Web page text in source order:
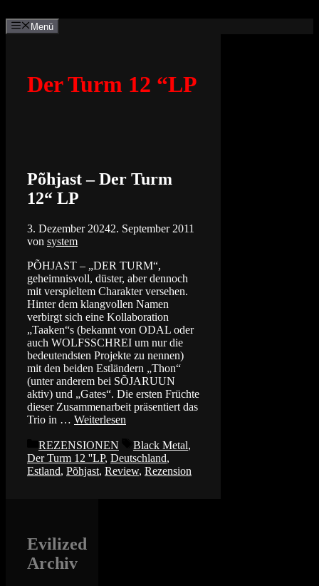
Inhalt
springen
Menü
Der Turm 12 “LP
Põhjast – Der Turm
12“ LP
3. Dezember 20242. September 2011
von system
PÕHJAST – „DER TURM“,
geheimnisvoll, düster, aber dennoch
mit verspieltem Charakter versehen.
Hinter dem klangvollen Namen
verbirgt sich eine Kollaboration
„Taaken“s (bekannt von ODAL oder
auch WOLFSSCHREI um nur die
bedeutendsten Projekte zu nennen)
mit den beiden Estländern „Thon“
(unter anderem bei SÕJARUUN
aktiv) und „Gates“. Die ersten Früchte
dieser Zusammenarbeit präsentiert das
Trio in … Weiterlesen
Kategorien
REZENSIONEN Schlagwörter
Black Metal,
Der Turm 12 ''LP, Deutschland,
Estland, Põhjast, Review, Rezension
Evilized
Archiv